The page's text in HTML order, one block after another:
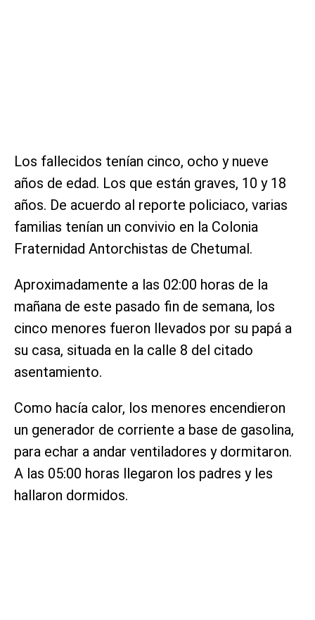
Los fallecidos tenían cinco, ocho y nueve
años de edad. Los que están graves, 10 y 18
años. De acuerdo al reporte policiaco, varias
familias tenían un convivio en la Colonia
Fraternidad Antorchistas de Chetumal.
Aproximadamente a las 02:00 horas de la
mañana de este pasado fin de semana, los
cinco menores fueron llevados por su papá a
su casa, situada en la calle 8 del citado
asentamiento.
Como hacía calor, los menores encendieron
un generador de corriente a base de gasolina,
para echar a andar ventiladores y dormitaron.
A las 05:00 horas llegaron los padres y les
hallaron dormidos.